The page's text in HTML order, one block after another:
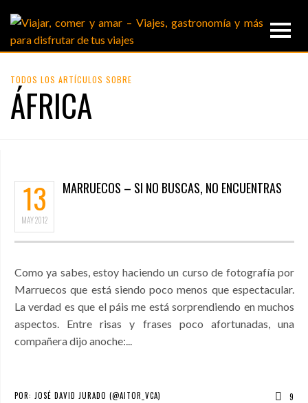
TODOS LOS ARTÍCULOS SOBRE
ÁFRICA
13
MAY2012
MARRUECOS – SI NO BUSCAS, NO ENCUENTRAS
Como ya sabes, estoy haciendo un curso de fotografía por
Marruecos que está siendo poco menos que espectacular.
La verdad es que el páis me está sorprendiendo en muchos
aspectos. Entre risas y frases poco afortunadas, una
compañera dijo anoche:...
POR: JOSÉ DAVID JURADO (@AITOR_VCA) 9